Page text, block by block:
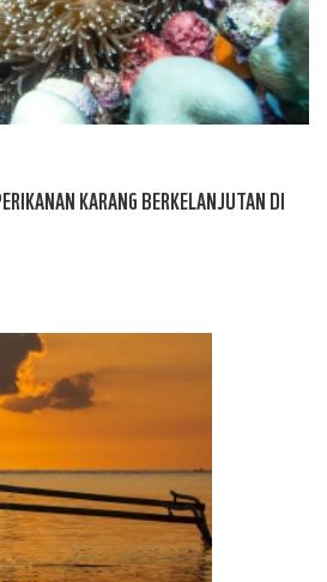
KARANG BERKELANJUTAN DI